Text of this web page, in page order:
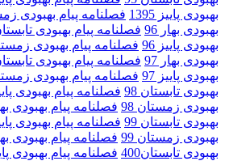
بهبودی پاییز 1395
فصلنامه پیام بهبودی
بهبودی بهار 96
فصلنامه پیام بهبودی تابستان
بهبودی پاییز 96
فصلنامه پیام بهبودی
بهبودی بهار 97
فصلنامه پیام بهبودی تابستان
بهبودی پاییز 97
فصلنامه پیام بهبودی
بهبودی تابستان 98
فصلنامه پیام بهبودی پاییز
بهبودی زمستان 98
فصلنامه پیام بهبودی بهار
بهبودی تابستان 99
فصلنامه پیام بهبودی پاییز
بهبودی زمستان 99
فصلنامه پیام بهبودی بهار
بهبودی تابستان400
فصلنامه پیام بهبودی پاییز